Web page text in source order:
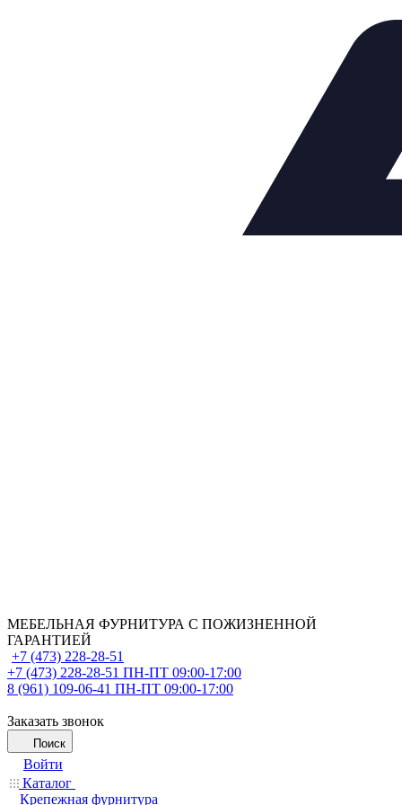
МЕБЕЛЬНАЯ ФУРНИТУРА С ПОЖИЗНЕННОЙ
ГАРАНТИЕЙ
+7 (473) 228-28-51
+7 (473) 228-28-51 ПН-ПТ 09:00-17:00
8 (961) 109-06-41 ПН-ПТ 09:00-17:00
Заказать звонок
Поиск
Войти
Каталог
Крепежная фурнитура